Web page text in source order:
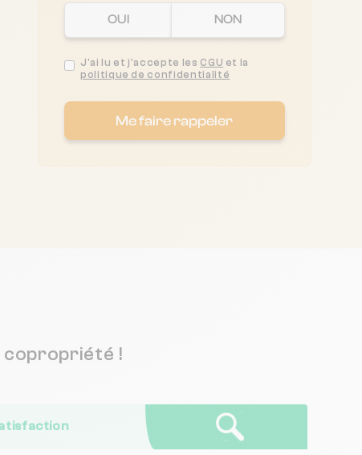
OUI NON
J'ai lu et j'accepte les CGU et la
politique de confidentialité
Me faire rappeler
copropriété !